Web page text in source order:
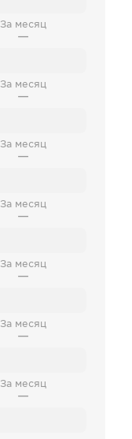
За месяц
—
За месяц
—
За месяц
—
За месяц
—
За месяц
—
За месяц
—
За месяц
—